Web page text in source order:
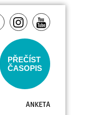
PŘEČÍST
ČASOPIS
ANKETA